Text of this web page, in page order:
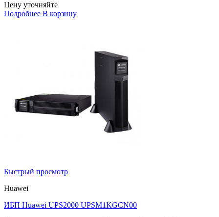
Цену уточняйте
Подробнее В корзину
Быстрый просмотр
Huawei
ИБП Huawei UPS2000 UPSM1KGCN00